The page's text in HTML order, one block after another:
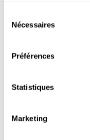
Nécessaires
Préférences
Statistiques
Marketing
Autre